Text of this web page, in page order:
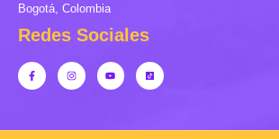
Bogotá, Colombia
Redes Sociales